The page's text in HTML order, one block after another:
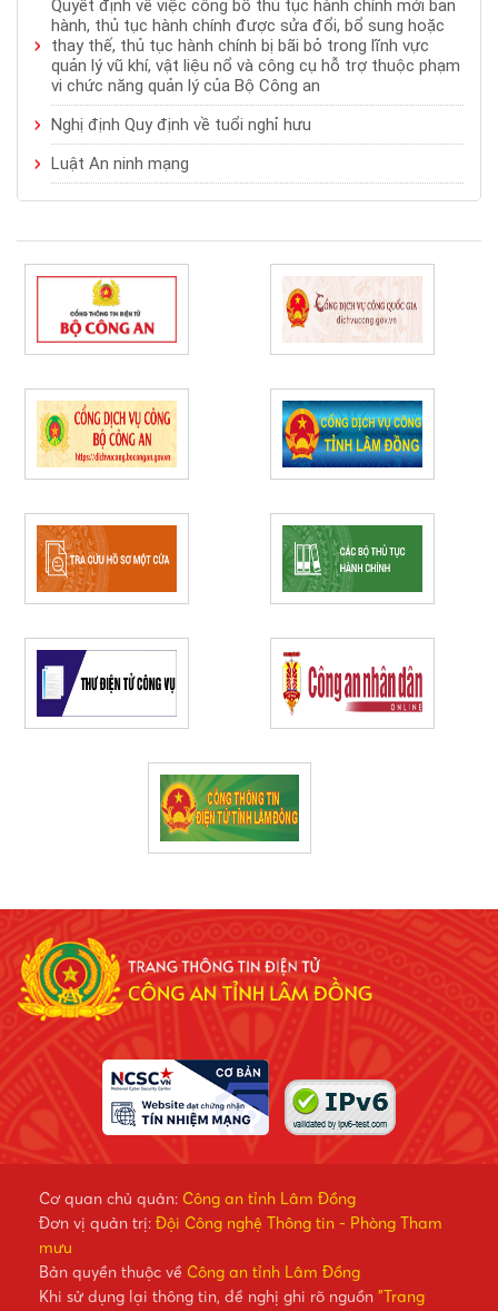
Quyết định về việc công bố thủ tục hành chính mới ban
hành, thủ tục hành chính được sửa đổi, bổ sung hoặc
thay thế, thủ tục hành chính bị bãi bỏ trong lĩnh vực
quản lý vũ khí, vật liệu nổ và công cụ hỗ trợ thuộc phạm
vi chức năng quản lý của Bộ Công an
Nghị định Quy định về tuổi nghỉ hưu
Luật An ninh mạng
Cơ quan chủ quản: Công an tỉnh Lâm Đồng
Đơn vị quản trị: Đội Công nghệ Thông tin - Phòng Tham
mưu
Bản quyền thuộc về Công an tỉnh Lâm Đồng
Khi sử dụng lại thông tin, đề nghị ghi rõ nguồn "Trang